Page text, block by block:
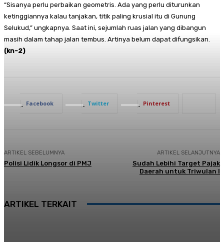
“Sisanya perlu perbaikan geometris. Ada yang perlu diturunkan
ketinggiannya kalau tanjakan, titik paling krusial itu di Gunung
Selukud,” ungkapnya. Saat ini, sejumlah ruas jalan yang dibangun
masih dalam tahap jalan tembus. Artinya belum dapat difungsikan.
(kn-2)
Facebook Twitter Pinterest
ARTIKEL SEBELUMNYA
Polisi Lidik Longsor di PMJ
ARTIKEL SELANJUTNYA
Sudah Lebihi Target Pajak
Daerah untuk Triwulan I
ARTIKEL TERKAIT